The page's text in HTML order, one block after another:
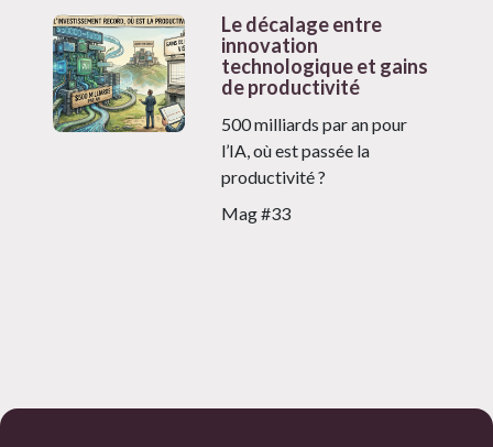
Le décalage entre
innovation
technologique et gains
de productivité
500 milliards par an pour
l’IA, où est passée la
productivité ?
Mag #33